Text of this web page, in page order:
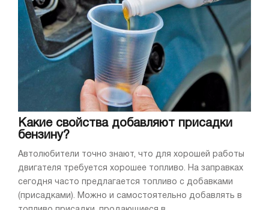
Какие свойства добавляют присадки
бензину?
Автолюбители точно знают, что для хорошей работы
двигателя требуется хорошее топливо. На заправках
сегодня часто предлагается топливо с добавками
(присадками). Можно и самостоятельно добавлять в